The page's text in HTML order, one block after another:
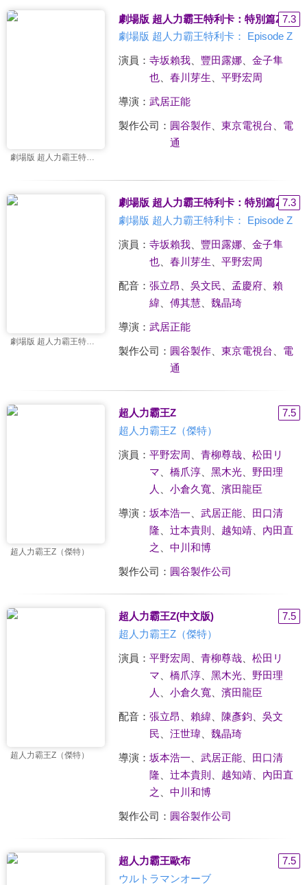
劇場版 超人力霸王特利卡： Episode Z
劇場版 超人力霸王特利卡：特別篇Z 7.3
劇場版 超人力霸王特利卡： Episode Z
演員： 寺坂賴我、 豐田露娜、 金子隼
也、 春川芽生 平野宏周
導演： 武居正能
製作公司： 圓谷製作、 東京電視台
電
通
劇場版 超人力霸王特利卡：特別篇Z(中
7.3
劇場版 超人力霸王特利卡： Episode Z
演員： 寺坂賴我、 豐田露娜、 金子隼
也、 春川芽生 平野宏周
配音： 張立昂 吳文民 孟慶府、 賴
緯、 傅其慧、 魏晶琦
導演： 武居正能
製作公司： 圓谷製作、 東京電視台
電
通
超人力霸王Z（傑特）
超人力霸王Z
7.5
超人力霸王Z（傑特）
演員： 平野宏周 青柳尊哉、 松田リ
マ
橋爪淳、 黑木光、 野田理
人
小倉久寬 濱田龍臣
導演： 坂本浩一 武居正能、 田口清
隆
辻本貴則 越知靖、 內田直
之
中川和博
製作公司： 圓谷製作公司
超人力霸王Z（傑特）
超人力霸王Z(中文版)
7.5
超人力霸王Z（傑特）
演員： 平野宏周 青柳尊哉、 松田リ
マ
橋爪淳、 黑木光、 野田理
人
小倉久寬 濱田龍臣
配音： 張立昂 賴緯、 陳彥鈞
吳文
民
汪世瑋、 魏晶琦
導演： 坂本浩一 武居正能、 田口清
隆
辻本貴則 越知靖、 內田直
之
中川和博
製作公司： 圓谷製作公司
超人力霸王歐布
7.5
ウルトラマンオーブ